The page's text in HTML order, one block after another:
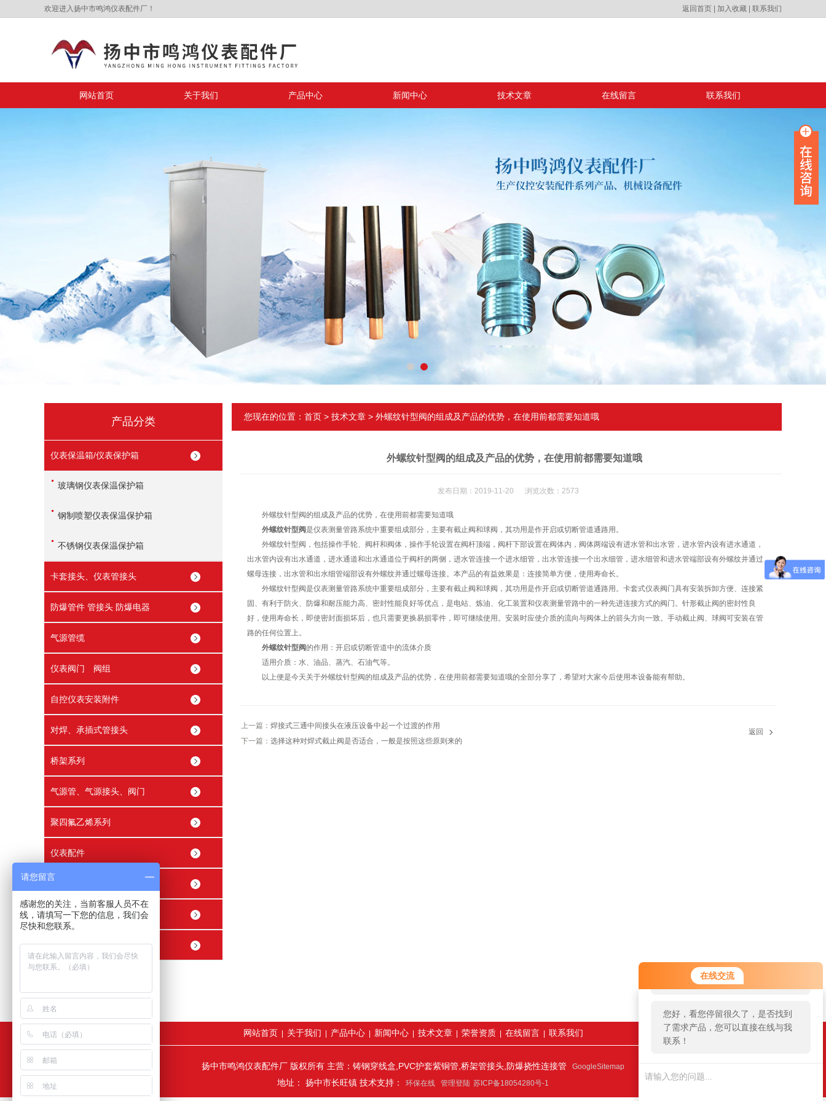
在线交流
您好！欢迎前来咨询，很高兴为您
服务，请问您要咨询什么问题呢？
您好，看您停留很久了，是否找到
了需求产品，您可以直接在线与我
联系！
欢迎进入扬中市鸣鸿仪表配件厂！ 返回首页 加入收藏 联系我们
网站首页 关于我们 产品中心 新闻中心 技术文章 在线留言 联系我们
产品分类
仪表保温箱/仪表保护箱
玻璃钢仪表保温保护箱
钢制喷塑仪表保温保护箱
不锈钢仪表保温保护箱
卡套接头、仪表管接头
防爆管件 管接头 防爆电器
气源管缆
仪表阀门 阀组
自控仪表安装附件
对焊、承插式管接头
桥架系列
气源管、气源接头、阀门
聚四氟乙烯系列
仪表配件
穿线管接头 穿线盒
精密内螺纹止回阀
精密球阀
您现在的位置： 首页 > 技术文章 > 外螺纹针型阀的组成及产品的优势，在使用前都需要知道哦
外螺纹针型阀的组成及产品的优势，在使用前都需要知道哦
发布日期：2019-11-20 浏览次数：2573
外螺纹针型阀的组成及产品的优势，在使用前都需要知道哦
外螺纹针型阀是仪表测量管路系统中重要组成部分，主要有截止阀和球阀，其功用是作开启或切断管道通路用。
外螺纹针型阀，包括操作手轮、阀杆和阀体，操作手轮设置在阀杆顶端，阀杆下部设置在阀体内，阀体两端设有进水管和出水管，进水管内设有进水通道，
出水管内设有出水通道，进水通道和出水通道位于阀杆的两侧，进水管连接一个进水细管，出水管连接一个出水细管，进水细管和进水管端部设有外螺纹并通过
螺母连接，出水管和出水细管端部设有外螺纹并通过螺母连接。本产品的有益效果是：连接简单方便，使用寿命长。
外螺纹针型阀是仪表测量管路系统中重要组成部分，主要有截止阀和球阀，其功用是作开启或切断管道通路用。卡套式仪表阀门具有安装拆卸方便、连接紧
固、有利于防火、防爆和耐压能力高、密封性能良好等优点，是电站、炼油、化工装置和仪表测量管路中的一种先进连接方式的阀门。针形截止阀的密封性良
好，使用寿命长，即使密封面损坏后，也只需要更换易损零件，即可继续使用。安装时应使介质的流向与阀体上的箭头方向一致。手动截止阀、球阀可安装在管
路的任何位置上。
外螺纹针型阀的作用：开启或切断管道中的流体介质
适用介质：水、油品、蒸汽、石油气等。
以上便是今天关于外螺纹针型阀的组成及产品的优势，在使用前都需要知道哦的全部分享了，希望对大家今后使用本设备能有帮助。
上一篇： 焊接式三通中间接头在液压设备中起一个过渡的作用
下一篇： 选择这种对焊式截止阀是否适合，一般是按照这些原则来的
返回
网站首页 关于我们 产品中心| 新闻中心| 技术文章| 荣誉资质| 在线留言 联系我们
扬中市鸣鸿仪表配件厂 版权所有 主营：铸钢穿线盒,PVC护套紫铜管,桥架管接头,防爆挠性连接管 GoogleSitemap
地址： 扬中市长旺镇 技术支持： 环保在线 管理登陆 苏ICP备18054280号-1
请您留言
感谢您的关注，当前客服人员不在
线，请填写一下您的信息，我们会
尽快和您联系。